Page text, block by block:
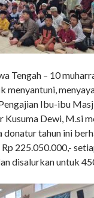
Tengah – 10
menyantuni,
Ibu-ibu
Kusuma Dewi, M.si
donatur tahun ini
225.050.000,-
disalurkan untuk